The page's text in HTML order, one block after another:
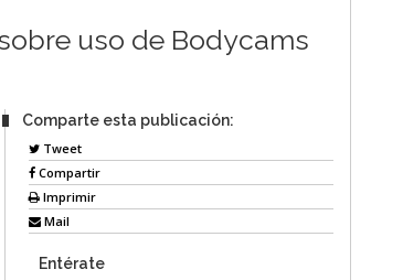
uso de Bodycams
Comparte esta publicación:
Tweet
Compartir
Imprimir
Mail
Entérate